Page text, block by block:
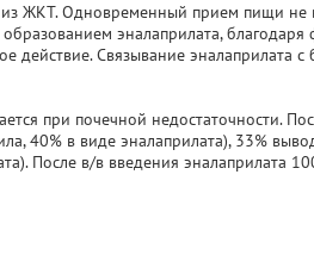
ЖКТ. Одновременный прием пищи не
эналаприлата, благодаря
действие. Связывание эналаприлата
при почечной недостаточности.
40% в виде эналаприлата), 33%
После в/в введения эналаприлата